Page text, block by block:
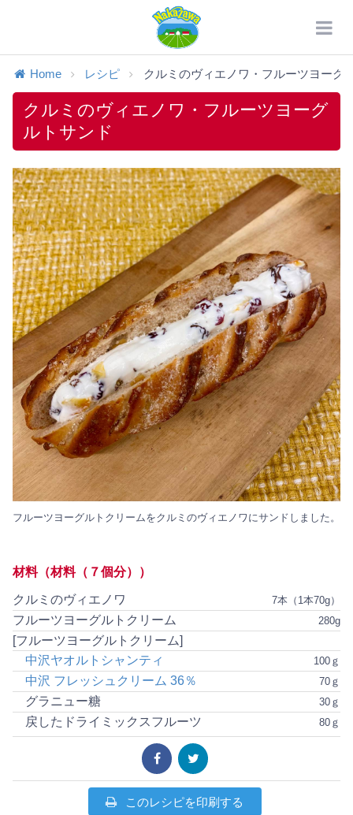
Home レシピ クルミのヴィエノワ・フルーツヨーグ
クルミのヴィエノワ・フルーツヨーグ
ルトサンド
フルーツヨーグルトクリームをクルミのヴィエノワにサンドしました。
材料（材料（７個分））
7本（1本70g）
クルミのヴィエノワ
280g
フルーツヨーグルトクリーム
[フルーツヨーグルトクリーム]
100ｇ
中沢ヤオルトシャンティ
70ｇ
中沢 フレッシュクリーム 36％
30ｇ
グラニュー糖
80ｇ
戻したドライミックスフルーツ
このレシピを印刷する